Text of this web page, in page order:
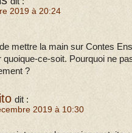
2019 à 20:24
mettre la main sur Contes
quoique-ce-soit. Pourquoi ne
?
dit :
2019 à 10:30